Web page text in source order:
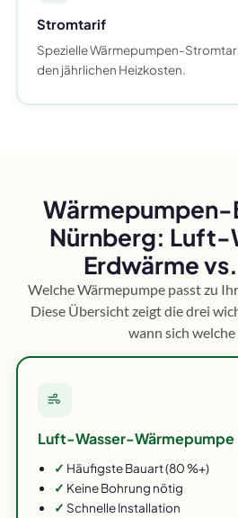
Stromtarif
Spezielle Wärmepumpen-
den jährlichen Heizkosten.
Wärmepumpen-
Nürnberg: Luft-
Erdwärme
Welche Wärmepumpe passt zu
Diese Übersicht zeigt die drei
wann sich
Luft-Wasser-Wärmepumpe
✓ Häufigste Bauart (80 %+)
✓ Keine Bohrung nötig
✓ Schnelle Installation